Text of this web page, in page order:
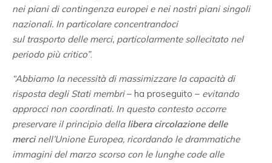
nei piani di contingenza europei e nei nostri piani singoli
nazionali. In particolare concentrandoci
sul trasporto delle merci, particolarmente sollecitato nel
periodo più critico”.
“Abbiamo la necessità di massimizzare la capacità di
risposta degli Stati membri– ha proseguito – evitando
approcci non coordinati. In questo contesto occorre
preservare il principio della libera circolazione delle
mercinell’Unione Europea, ricordando le drammatiche
immagini del marzo scorso con le lunghe code alle